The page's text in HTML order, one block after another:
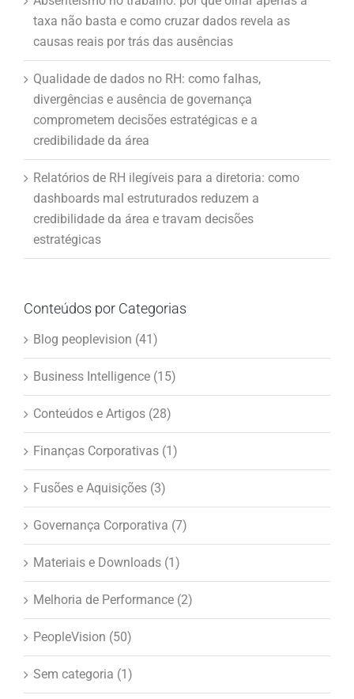
taxa não basta e como cruzar dados revela as
causas reais por trás das ausências
Qualidade de dados no RH: como falhas,
divergências e ausência de governança
comprometem decisões estratégicas e a
credibilidade da área
Relatórios de RH ilegíveis para a diretoria: como
dashboards mal estruturados reduzem a
credibilidade da área e travam decisões
estratégicas
Conteúdos por Categorias
Blog peoplevision (41)
Business Intelligence (15)
Conteúdos e Artigos (28)
Finanças Corporativas (1)
Fusões e Aquisições (3)
Governança Corporativa (7)
Materiais e Downloads (1)
Melhoria de Performance (2)
PeopleVision (50)
Sem categoria (1)